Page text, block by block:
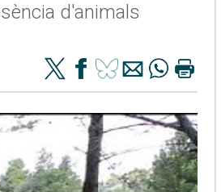
d'animals